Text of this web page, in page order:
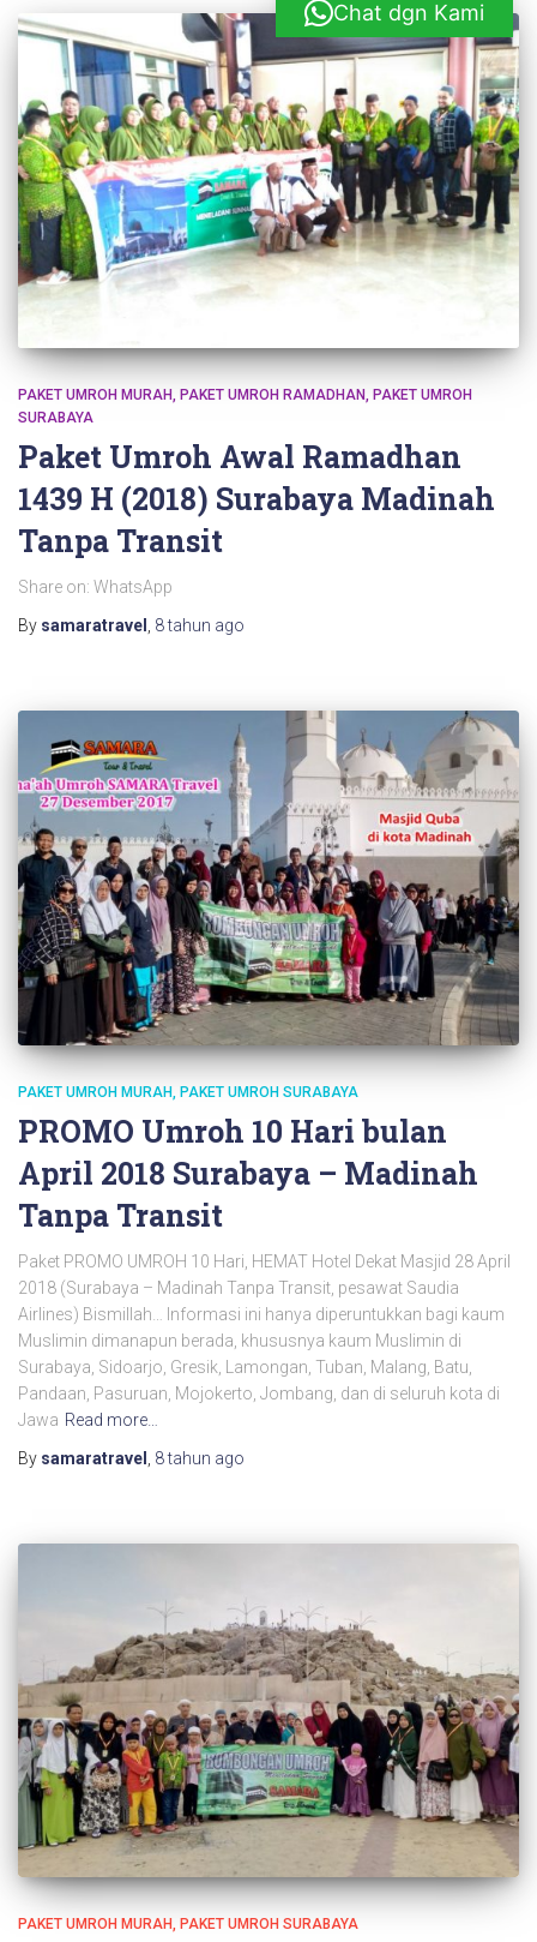
PAKET UMROH MURAH PAKET UMROH RAMADHAN
PAKET UMROH
SURABAYA
Paket Umroh Awal Ramadhan
1439 H (2018) Surabaya Madinah
Tanpa Transit
Share on: WhatsApp
By samaratravel 8 tahun ago
PAKET UMROH MURAH PAKET UMROH SURABAYA
PROMO Umroh 10 Hari bulan
April 2018 Surabaya – Madinah
Tanpa Transit
Paket PROMO UMROH 10 Hari, HEMAT Hotel Dekat Masjid 28 April
2018 (Surabaya – Madinah Tanpa Transit, pesawat Saudia
Airlines) Bismillah… Informasi ini hanya diperuntukkan bagi kaum
Muslimin dimanapun berada, khususnya kaum Muslimin di
Surabaya, Sidoarjo, Gresik, Lamongan, Tuban, Malang, Batu,
Pandaan, Pasuruan, Mojokerto, Jombang, dan di seluruh kota di
Jawa Read more…
By samaratravel 8 tahun ago
PAKET UMROH MURAH PAKET UMROH SURABAYA
Chat dgn Kami